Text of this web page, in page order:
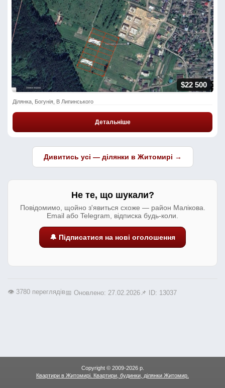
$22 500
Ділянка, Богунія, В Липинського
Детальніше
Дивитись усі — ділянки в Житомирі →
Не те, що шукали?
Повідомимо, щойно з'явиться схоже — район Малікова.
Email або Telegram, відписка будь-коли.
🔔 Підписатися на нові оголошення
👁️ 3780 переглядів📅 Оновлено: 27.02.2026 📌 ID: 13037
Copyright © 2009-2026 р.
Квартири в Житомирі. Квартири, будинки, ділянки Житомир.